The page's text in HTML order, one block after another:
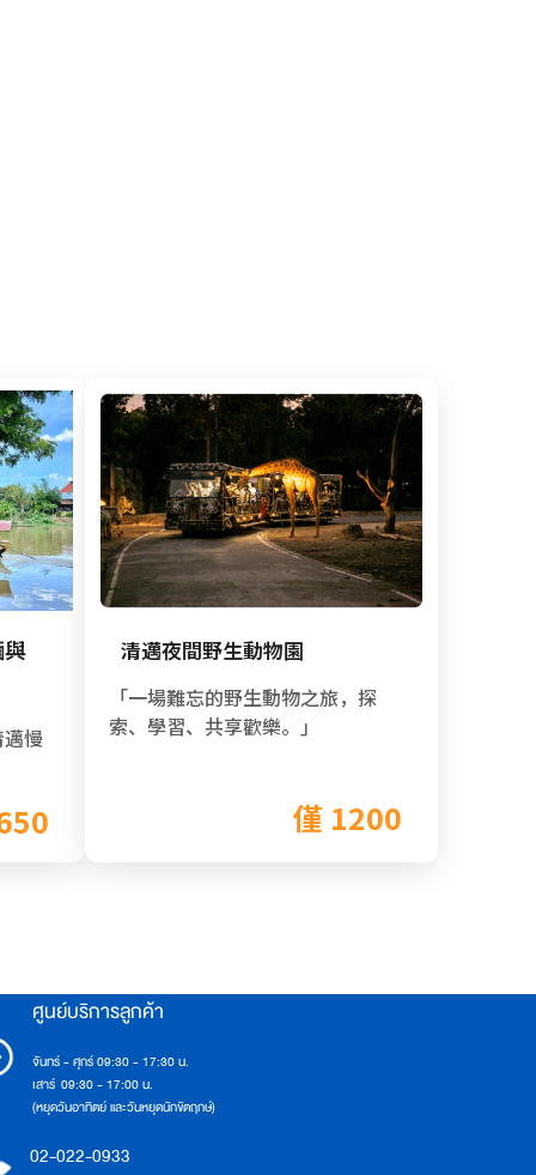
慢
清邁夜間野生動物園
「一場難忘的野生動物之旅，探
索、學習、共享歡樂。」
僅 1200
ศูนย์บริการลูกค้า
จันทร์ - ศุกร์ 09:30 - 17:30 น.
เสาร์ 09:30 - 17:00 น.
(หยุดวันอาทิตย์ และวันหยุดนักขัตฤกษ์)
02-022-0933